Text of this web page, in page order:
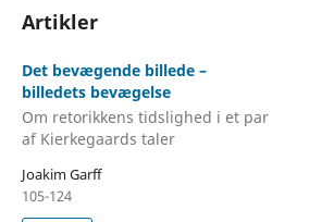
Artikler
Det bevægende billede –
billedets bevægelse
Om retorikkens tidslighed i et par
af Kierkegaards taler
Joakim Garff
105-124